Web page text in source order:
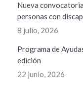
Nueva
personas con
8 julio, 2026
Programa de
edición
22 junio, 2026